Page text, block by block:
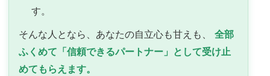
す。
そんな人となら、あなたの自立心も甘えも、 全部
ふくめて「信頼できるパートナー」として受け止
めてもらえます。